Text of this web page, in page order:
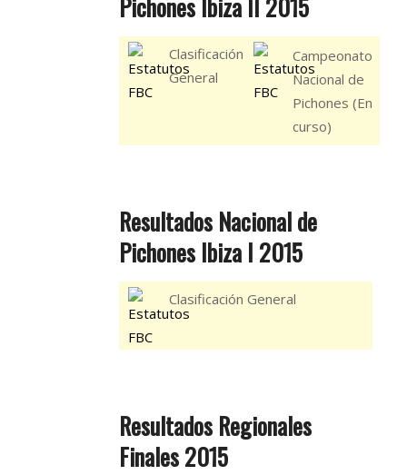
Clasificación
General
Campeonato
Nacional de
Pichones (En
curso)
Resultados Nacional de
Pichones Ibiza I 2015
Clasificación General
Resultados Regionales
Finales 2015